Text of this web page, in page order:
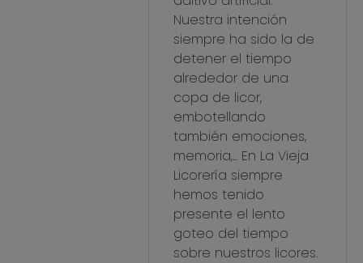
Nuestra intención
siempre ha sido la de
detener el tiempo
alrededor de una
copa de licor,
embotellando
también emociones,
memoria,... En La Vieja
Licorería siempre
hemos tenido
presente el lento
goteo del tiempo
sobre nuestros licores.